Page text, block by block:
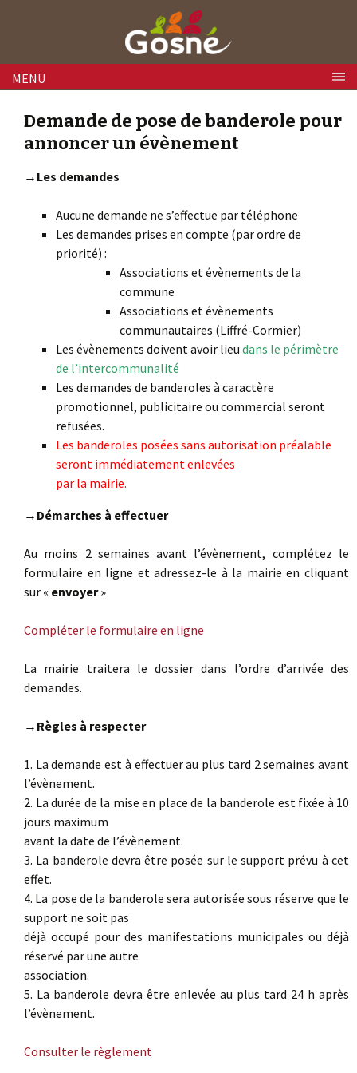
Skip to content
MENU
Demande de pose de banderole pour
annoncer un évènement
→Les demandes
Aucune demande ne s’effectue par téléphone
Les demandes prises en compte (par ordre de
priorité) :
Associations et évènements de la
commune
Associations et évènements
communautaires (Liffré-Cormier)
Les évènements doivent avoir lieu dans le périmètre
de l’intercommunalité
Les demandes de banderoles à caractère
promotionnel, publicitaire ou commercial seront
refusées.
Les banderoles posées sans autorisation préalable
seront immédiatement enlevées
par la mairie.
→Démarches à effectuer
Au moins 2 semaines avant l’évènement, complétez le
formulaire en ligne et adressez-le à la mairie en cliquant
sur « envoyer»
Compléter le formulaire en ligne
La mairie traitera le dossier dans l’ordre d’arrivée des
demandes.
→Règles à respecter
1. La demande est à effectuer au plus tard 2 semaines avant
l’évènement.
2. La durée de la mise en place de la banderole est fixée à 10
jours maximum
avant la date de l’évènement.
3. La banderole devra être posée sur le support prévu à cet
effet.
4. La pose de la banderole sera autorisée sous réserve que le
support ne soit pas
déjà occupé pour des manifestations municipales ou déjà
réservé par une autre
association.
5. La banderole devra être enlevée au plus tard 24 h après
l’évènement.
Consulter le règlement